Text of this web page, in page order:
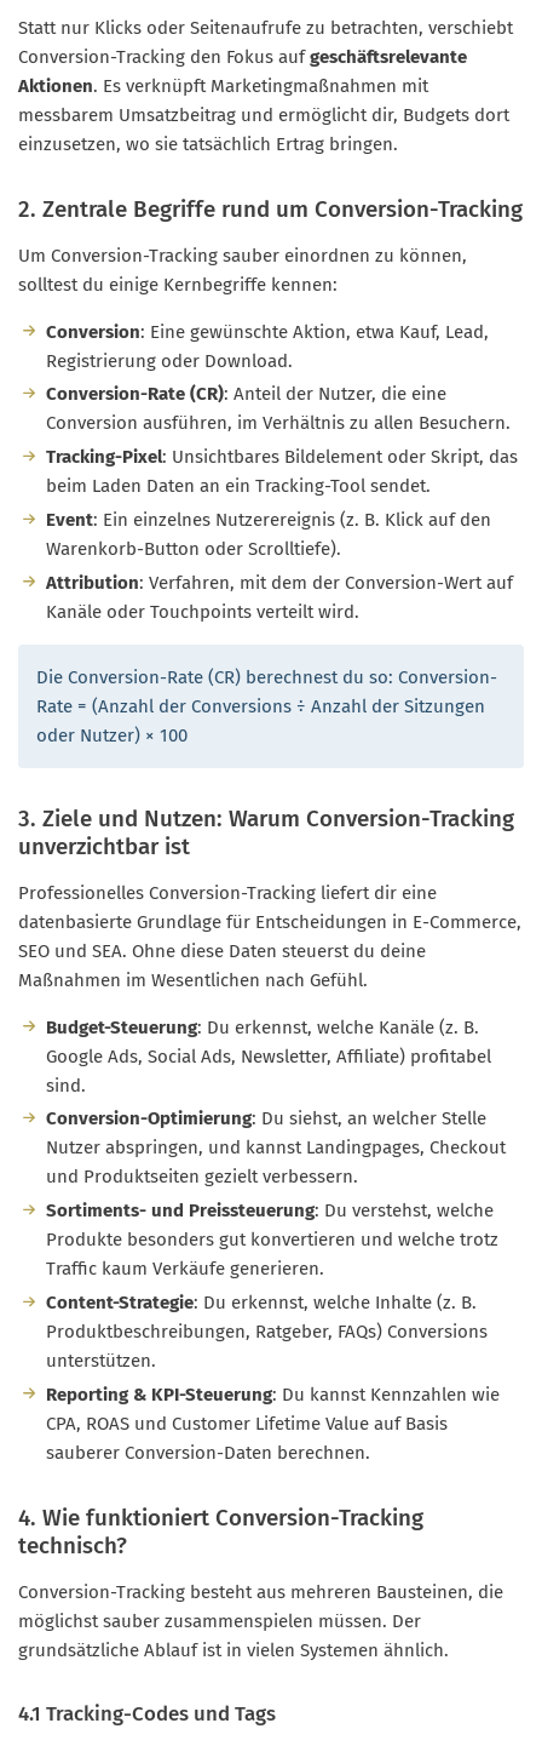
Statt nur Klicks oder Seitenaufrufe zu betrachten, verschiebt
Conversion-Tracking den Fokus aufgeschäftsrelevante
Aktionen. Es verknüpft Marketingmaßnahmen mit
messbarem Umsatzbeitrag und ermöglicht dir, Budgets dort
einzusetzen, wo sie tatsächlich Ertrag bringen.
2. Zentrale Begriffe rund um Conversion-Tracking
Um Conversion-Tracking sauber einordnen zu können,
solltest du einige Kernbegriffe kennen:
Conversion: Eine gewünschte Aktion, etwa Kauf, Lead,
Registrierung oder Download.
Conversion-Rate (CR): Anteil der Nutzer, die eine
Conversion ausführen, im Verhältnis zu allen Besuchern.
Tracking-Pixel: Unsichtbares Bildelement oder Skript, das
beim Laden Daten an ein Tracking-Tool sendet.
Event: Ein einzelnes Nutzerereignis (z. B. Klick auf den
Warenkorb-Button oder Scrolltiefe).
Attribution: Verfahren, mit dem der Conversion-Wert auf
Kanäle oder Touchpoints verteilt wird.
Die Conversion-Rate (CR) berechnest du so: Conversion-
Rate = (Anzahl der Conversions ÷ Anzahl der Sitzungen
oder Nutzer) × 100
3. Ziele und Nutzen: Warum Conversion-Tracking
unverzichtbar ist
Professionelles Conversion-Tracking liefert dir eine
datenbasierte Grundlage für Entscheidungen in E-Commerce,
SEO und SEA. Ohne diese Daten steuerst du deine
Maßnahmen im Wesentlichen nach Gefühl.
Budget-Steuerung: Du erkennst, welche Kanäle (z. B.
Google Ads, Social Ads, Newsletter, Affiliate) profitabel
sind.
Conversion-Optimierung: Du siehst, an welcher Stelle
Nutzer abspringen, und kannst Landingpages, Checkout
und Produktseiten gezielt verbessern.
Sortiments- und Preissteuerung: Du verstehst, welche
Produkte besonders gut konvertieren und welche trotz
Traffic kaum Verkäufe generieren.
Content-Strategie: Du erkennst, welche Inhalte (z. B.
Produktbeschreibungen, Ratgeber, FAQs) Conversions
unterstützen.
Reporting & KPI-Steuerung: Du kannst Kennzahlen wie
CPA, ROAS und Customer Lifetime Value auf Basis
sauberer Conversion-Daten berechnen.
4. Wie funktioniert Conversion-Tracking
technisch?
Conversion-Tracking besteht aus mehreren Bausteinen, die
möglichst sauber zusammenspielen müssen. Der
grundsätzliche Ablauf ist in vielen Systemen ähnlich.
4.1 Tracking-Codes und Tags